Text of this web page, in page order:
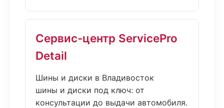
Сервис-центр ServicePro
Detail
Шины и диски в Владивосток
шины и диски под ключ: от
консультации до выдачи автомобиля.